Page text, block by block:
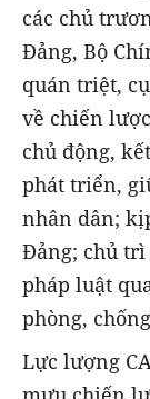
các chủ
Đảng, Bộ
quán triệt,
về chiến
chủ động,
phát triển,
nhân dân;
Đảng; chủ trì
pháp luật
phòng,
Lực lượng